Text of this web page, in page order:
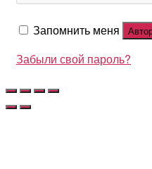
Запомнить меня
Забыли свой пароль?